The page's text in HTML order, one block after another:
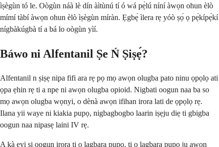
ìṣègùn tó le. Oògùn náà lè dín àìtùnú tí ó wá pẹ̀lú níní àwọn ohun èlò
mímí tàbí àwọn ohun èlò ìṣègùn míràn. Ẹgbẹ́ ìlera rẹ yóò ṣọ́ ọ pẹ́kípẹ́kí
nígbàkúgbà tí a bá lo oògùn yìí.
Báwo ni Alfentanil Ṣe Ń Ṣiṣẹ́?
Alfentanil n ṣiṣẹ nipa fifi ara rẹ pọ mọ awọn olugba pato ninu ọpọlọ ati
ọpa ẹhin rẹ ti a npe ni awọn olugba opioid. Nigbati oogun naa ba so
mọ awọn olugba wọnyi, o dènà awọn ifihan irora lati de ọpọlọ rẹ.
Ilana yii waye ni kiakia pupọ, nigbagbogbo laarin iṣẹju diẹ ti gbigba
oogun naa nipasẹ laini IV rẹ.
A kà eyi si oogun irora ti o lagbara pupọ, ti o lagbara pupọ ju awọn